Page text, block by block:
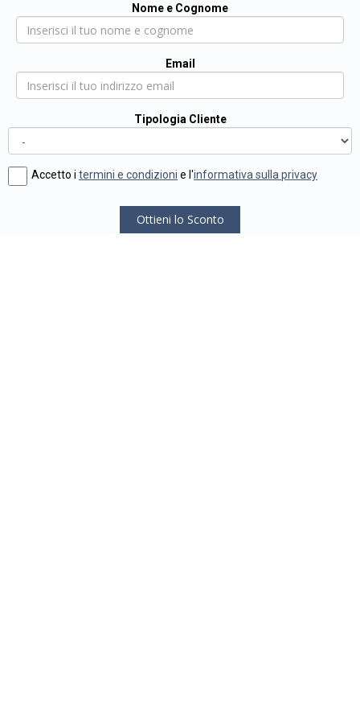
Nome e Cognome
Email
Tipologia Cliente
Accetto i termini e condizioni e l'informativa sulla privacy
Ottieni lo Sconto